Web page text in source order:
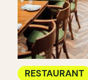
RESTAURANT